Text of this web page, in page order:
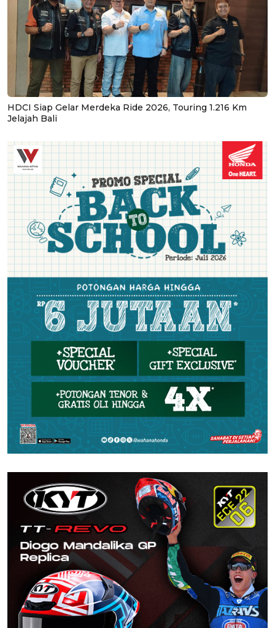
HDCI Siap Gelar Merdeka Ride 2026, Touring 1.216 Km
Jelajah Bali